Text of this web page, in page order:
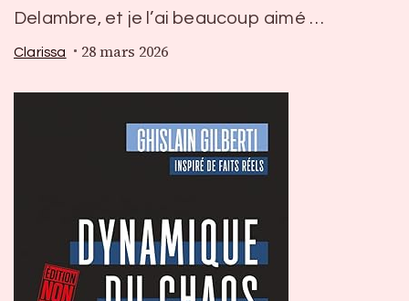
Delambre, et je l’ai beaucoup aimé …
Clarissa 28 mars 2026